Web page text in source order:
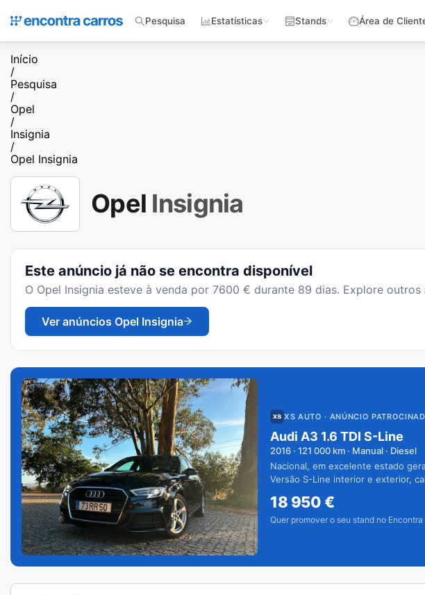
Pesquisa Estatísticas Stands Área de
Início
/
Pesquisa
/
Opel
/
Insignia
/
Opel Insignia
Opel Insignia
Este anúncio já não se encontra disponível
O Opel Insignia esteve à venda por 7600 € durante 89 dias. Explore outros
Ver anúncios Opel Insignia
XS AUTO · ANÚNCIO
Audi A3 1.6 TDI S-Line
2016 · 121 000 km · Manual · Diesel
Nacional, em excelente estado
Versão S-Line interior e exterior,
18 950€
Quer promover o seu stand no Encontra